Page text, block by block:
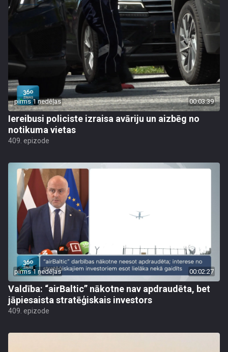
pirms 1 nedēļas 00:03:39
Iereibusi policiste izraisa avāriju un aizbēg no
notikuma vietas
409. epizode
pirms 1 nedēļas 00:02:27
Valdība: “airBaltic” nākotne nav apdraudēta, bet
jāpiesaista stratēģiskais investors
409. epizode